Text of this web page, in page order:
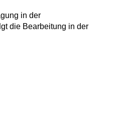
in der
die Bearbeitung in der